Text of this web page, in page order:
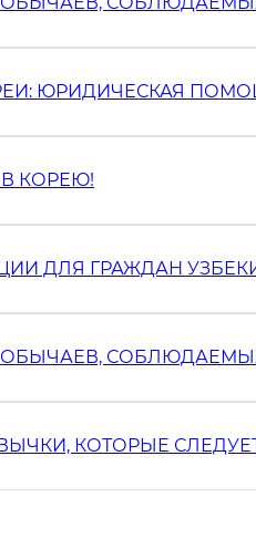
ЮРИДИЧЕСКАЯ
КОРЕЮ!
ДЛЯ ГРАЖДАН
ОБЫЧАЕВ,
КОТОРЫЕ